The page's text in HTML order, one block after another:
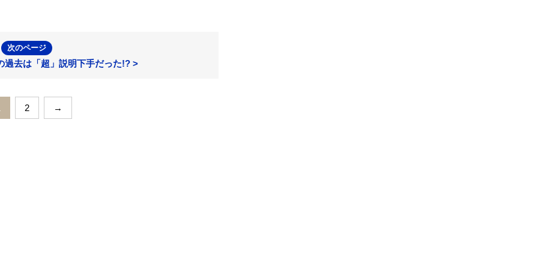
次のページ
過去は「超」説明下手だった!? >
2 →